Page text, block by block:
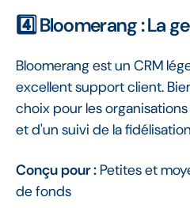
4️⃣ Bloomerang : La
Bloomerang est un CRM
excellent support client.
choix pour les
et d'un suivi de la
Conçu pour : Petites et
de fonds